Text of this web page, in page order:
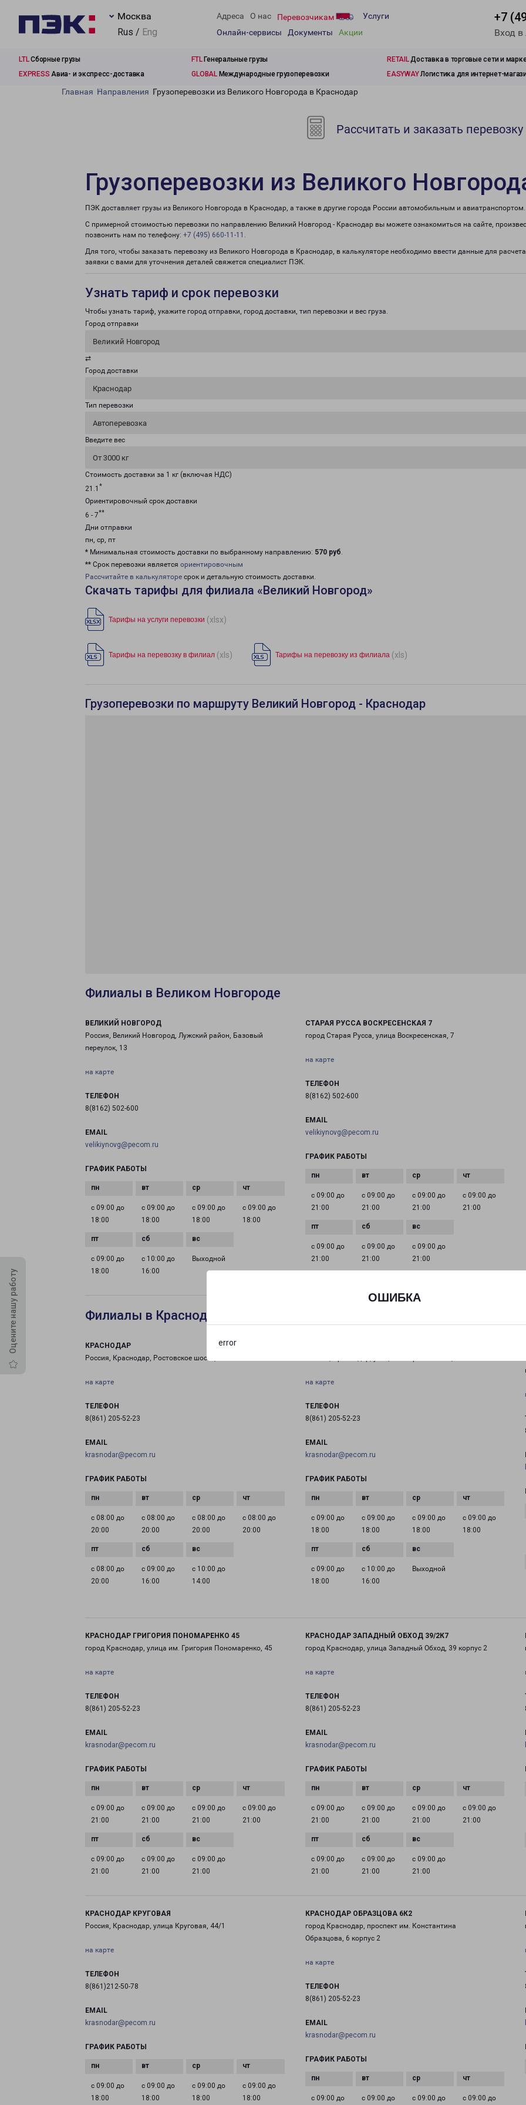
ОШИБКА
error
Москва
Rus / Eng
Адреса О нас Перевозчикам
Услуги
Онлайн-сервисы
Документы Акции
+7
Вход
LTLСборные грузы FTLГенеральные грузы RETAILДоставка в торговые сети и
EXPRESS Авиа- и экспресс-доставка GLOBALМеждународные грузоперевозки EASYWAYЛогистика для интернет-
Оцените нашу работу
Главная Направления Грузоперевозки из Великого Новгорода в Краснодар
Рассчитать и заказать перевозку
Грузоперевозки из Великого
ПЭК доставляет грузы из Великого Новгорода в Краснодар, а также в другие города России автомобильным и авиатранспортом.
С примерной стоимостью перевозки по направлению Великий Новгород - Краснодар вы можете ознакомиться на сайте,
позвонить нам по телефону: +7 (495) 660-11-11 .
Для того, чтобы заказать перевозку из Великого Новгорода в Краснодар, в калькуляторе необходимо ввести данные для
заявки с вами для уточнения деталей свяжется специалист ПЭК.
Узнать тариф и срок перевозки
Чтобы узнать тариф, укажите город отправки, город доставки, тип перевозки и вес груза.
Город отправки
Великий Новгород
⇄
Город доставки
Краснодар
Тип перевозки
Автоперевозка
Введите вес
От 3000 кг
Стоимость доставки за 1 кг (включая НДС)
21.1 *
Ориентировочный срок доставки
6 - 7**
Дни отправки
пн, ср, пт
* Минимальная стоимость доставки по выбранному направлению: 570 руб.
** Срок перевозки является ориентировочным
Рассчитайте в калькуляторе срок и детальную стоимость доставки.
Скачать тарифы для филиала «Великий Новгород»
Тарифы на услуги перевозки (xlsx)
Тарифы на перевозку в филиал (xls) Тарифы на перевозку из филиала (xls)
Грузоперевозки по маршруту Великий Новгород - Краснодар
Филиалы в Великом Новгороде
ВЕЛИКИЙ НОВГОРОД
Россия, Великий Новгород, Лужский район, Базовый
переулок, 13
на карте
ТЕЛЕФОН
8(8162) 502-600
EMAIL
velikiynovg@pecom.ru
ГРАФИК РАБОТЫ
с 09:00 до
18:00
с 09:00 до
18:00
с 09:00 до
18:00
с 09:00 до
18:00
с 09:00 до
18:00
с 10:00 до
16:00
Выходной
СТАРАЯ РУССА ВОСКРЕСЕНСКАЯ 7
город Старая Русса, улица Воскресенская, 7
на карте
ТЕЛЕФОН
8(8162) 502-600
EMAIL
velikiynovg@pecom.ru
ГРАФИК РАБОТЫ
с 09:00 до
21:00
с 09:00 до
21:00
с 09:00 до
21:00
с 09:00 до
21:00
с 09:00 до
21:00
с 09:00 до
21:00
с 09:00 до
21:00
Филиалы в Краснодаре
КРАСНОДАР
Россия, Краснодар, Ростовское шоссе, 26/1с2
на карте
ТЕЛЕФОН
8(861) 205-52-23
EMAIL
krasnodar@pecom.ru
ГРАФИК РАБОТЫ
с 08:00 до
20:00
с 08:00 до
20:00
с 08:00 до
20:00
с 08:00 до
20:00
с 08:00 до
20:00
с 09:00 до
16:00
с 10:00 до
14:00
на карте
ТЕЛЕФОН
8(861) 205-52-23
EMAIL
krasnodar@pecom.ru
ГРАФИК РАБОТЫ
с 09:00 до
18:00
с 09:00 до
18:00
с 09:00 до
18:00
с 09:00 до
18:00
с 09:00 до
18:00
с 10:00 до
16:00
Выходной
КРАСНОДАР ГРИГОРИЯ ПОНОМАРЕНКО 45
город Краснодар, улица им. Григория Пономаренко, 45
на карте
ТЕЛЕФОН
8(861) 205-52-23
EMAIL
krasnodar@pecom.ru
ГРАФИК РАБОТЫ
с 09:00 до
21:00
с 09:00 до
21:00
с 09:00 до
21:00
с 09:00 до
21:00
с 09:00 до
21:00
с 09:00 до
21:00
с 09:00 до
21:00
КРАСНОДАР ЗАПАДНЫЙ ОБХОД 39/2К7
город Краснодар, улица Западный Обход, 39 корпус 2
на карте
ТЕЛЕФОН
8(861) 205-52-23
EMAIL
krasnodar@pecom.ru
ГРАФИК РАБОТЫ
с 09:00 до
21:00
с 09:00 до
21:00
с 09:00 до
21:00
с 09:00 до
21:00
с 09:00 до
21:00
с 09:00 до
21:00
с 09:00 до
21:00
КРАСНОДАР КРУГОВАЯ
Россия, Краснодар, улица Круговая, 44/1
на карте
ТЕЛЕФОН
8(861)212-50-78
EMAIL
krasnodar@pecom.ru
ГРАФИК РАБОТЫ
с 09:00 до
18:00
с 09:00 до
18:00
с 09:00 до
18:00
с 09:00 до
18:00
КРАСНОДАР ОБРАЗЦОВА 6К2
город Краснодар, проспект им. Константина
Образцова, 6 корпус 2
на карте
ТЕЛЕФОН
8(861) 205-52-23
EMAIL
krasnodar@pecom.ru
ГРАФИК РАБОТЫ
с 09:00 до с 09:00 до с 09:00 до с 09:00 до